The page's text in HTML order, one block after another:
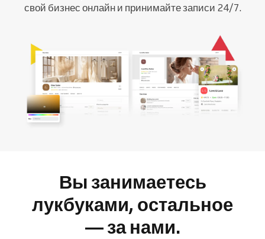
свой бизнес онлайн и принимайте записи 24/7.
Вы занимаетесь
лукбуками, остальное
— за нами.